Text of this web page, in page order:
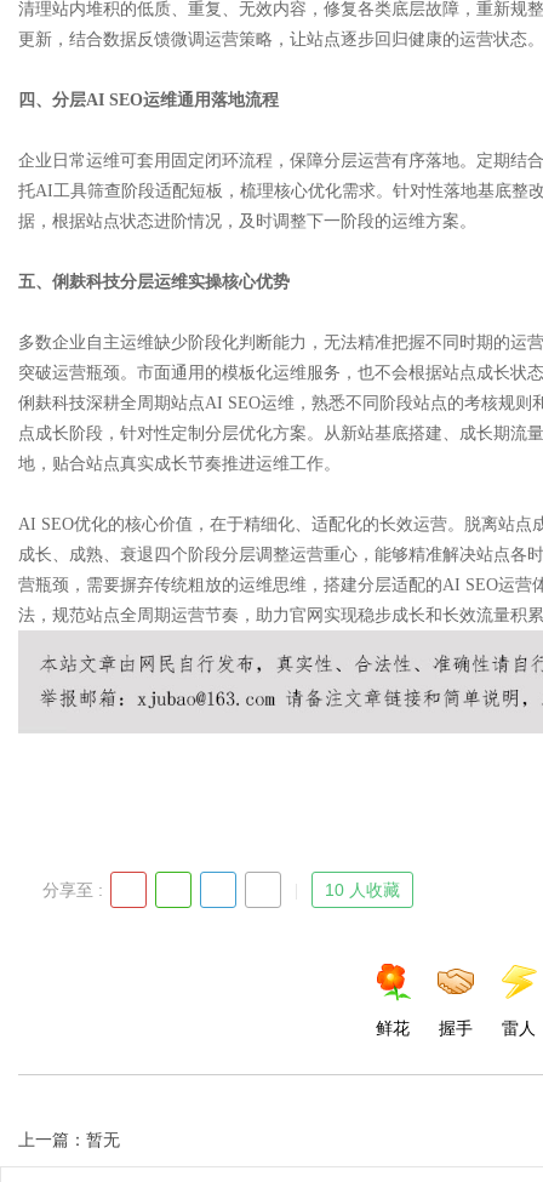
清理站内堆积的低质、重复、无效内容，修复各类底层故障，重新规
更新，结合数据反馈微调运营策略，让站点逐步回归健康的运营状态。
四、分层AI SEO运维通用落地流程
企业日常运维可套用固定闭环流程，保障分层运营有序落地。定期结
托AI工具筛查阶段适配短板，梳理核心优化需求。针对性落地基底整
据，根据站点状态进阶情况，及时调整下一阶段的运维方案。
五、俐麸科技分层运维实操核心优势
多数企业自主运维缺少阶段化判断能力，无法精准把握不同时期的运
突破运营瓶颈。市面通用的模板化运维服务，也不会根据站点成长状
俐麸科技深耕全周期站点AI SEO运维，熟悉不同阶段站点的考核规
点成长阶段，针对性定制分层优化方案。从新站基底搭建、成长期流
地，贴合站点真实成长节奏推进运维工作。
AI SEO优化的核心价值，在于精细化、适配化的长效运营。脱离站
成长、成熟、衰退四个阶段分层调整运营重心，能够精准解决站点各
营瓶颈，需要摒弃传统粗放的运维思维，搭建分层适配的AI SEO运
法，规范站点全周期运营节奏，助力官网实现稳步成长和长效流量积
分享至 : 10 人收藏
鲜花 握手 雷人
上一篇：暂无